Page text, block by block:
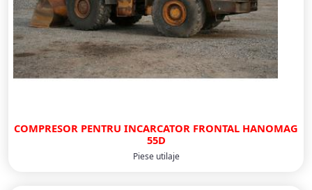
COMPRESOR PENTRU INCARCATOR FRONTAL HANOMAG
55D
Piese utilaje